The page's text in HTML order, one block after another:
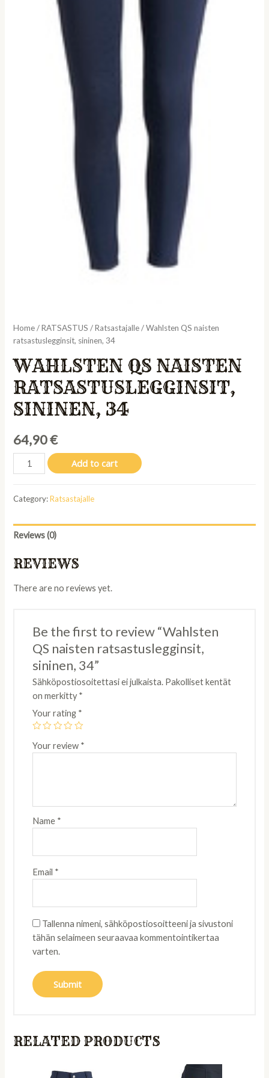
Home/RATSASTUS /Ratsastajalle/ Wahlsten QS naisten
ratsastuslegginsit, sininen, 34
WAHLSTEN QS NAISTEN
RATSASTUSLEGGINSIT,
SININEN, 34
64,90€
Wahlsten
QS
ratsastuslegginsit,
34
Add to cart
Category:Ratsastajalle
Reviews (0)
REVIEWS
There are no reviews yet.
Be the first to review “Wahlsten
QS naisten ratsastuslegginsit,
sininen, 34”
Sähköpostiosoitettasi ei julkaista. Pakolliset kentät
on merkitty*
Your rating *
Your review *
Name *
Email *
Tallenna nimeni, sähköpostiosoitteeni ja sivustoni
tähän selaimeen seuraavaa kommentointikertaa
varten.
RELATED PRODUCTS